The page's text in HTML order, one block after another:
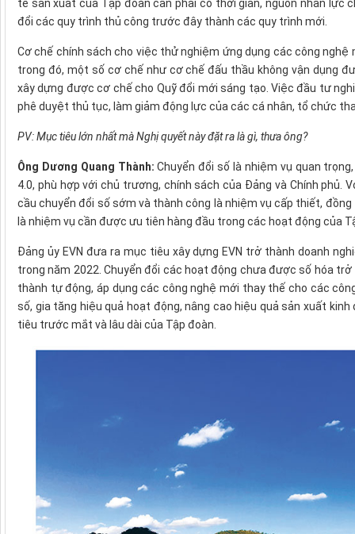
tế sản xuất của Tập đoàn cần phải có thời gian, nguồn nhân
đổi các quy trình thủ công trước đây thành các quy trình mới.
Cơ chế chính sách cho việc thử nghiệm ứng dụng các công
trong đó, một số cơ chế như cơ chế đấu thầu không vận dụng
xây dựng được cơ chế cho Quỹ đổi mới sáng tạo. Việc đầu tư
phê duyệt thủ tục, làm giảm động lực của các cá nhân, tổ chức
PV: Mục tiêu lớn nhất mà Nghị quyết này đặt ra là gì, thưa ông?
Ông Dương Quang Thành:Chuyển đổi số là nhiệm vụ quan
4.0, phù hợp với chủ trương, chính sách của Đảng và Chính phủ.
cầu chuyển đổi số sớm và thành công là nhiệm vụ cấp thiết,
là nhiệm vụ cần được ưu tiên hàng đầu trong các hoạt động của
Đảng ủy EVN đưa ra mục tiêu xây dựng EVN trở thành doanh
trong năm 2022. Chuyển đổi các hoạt động chưa được số hóa
thành tự động, áp dụng các công nghệ mới thay thế cho các
số, gia tăng hiệu quả hoạt động, nâng cao hiệu quả sản xuất
tiêu trước mắt và lâu dài của Tập đoàn.